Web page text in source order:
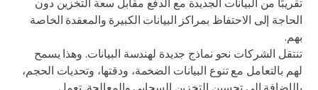
تقريبًا من البيانات الجديدة مع الدفع مقابل سعة التخزين دون
الحاجة إلى الاحتفاظ بمراكز البيانات الكبيرة والمعقدة الخاصة
بهم.
تنتقل الشركات نحو نماذج جديدة لهندسة البيانات. وهذا يسمح
لهم بالتعامل مع تنوع البيانات الضخمة، ودقتها، وتحديات الحجم،